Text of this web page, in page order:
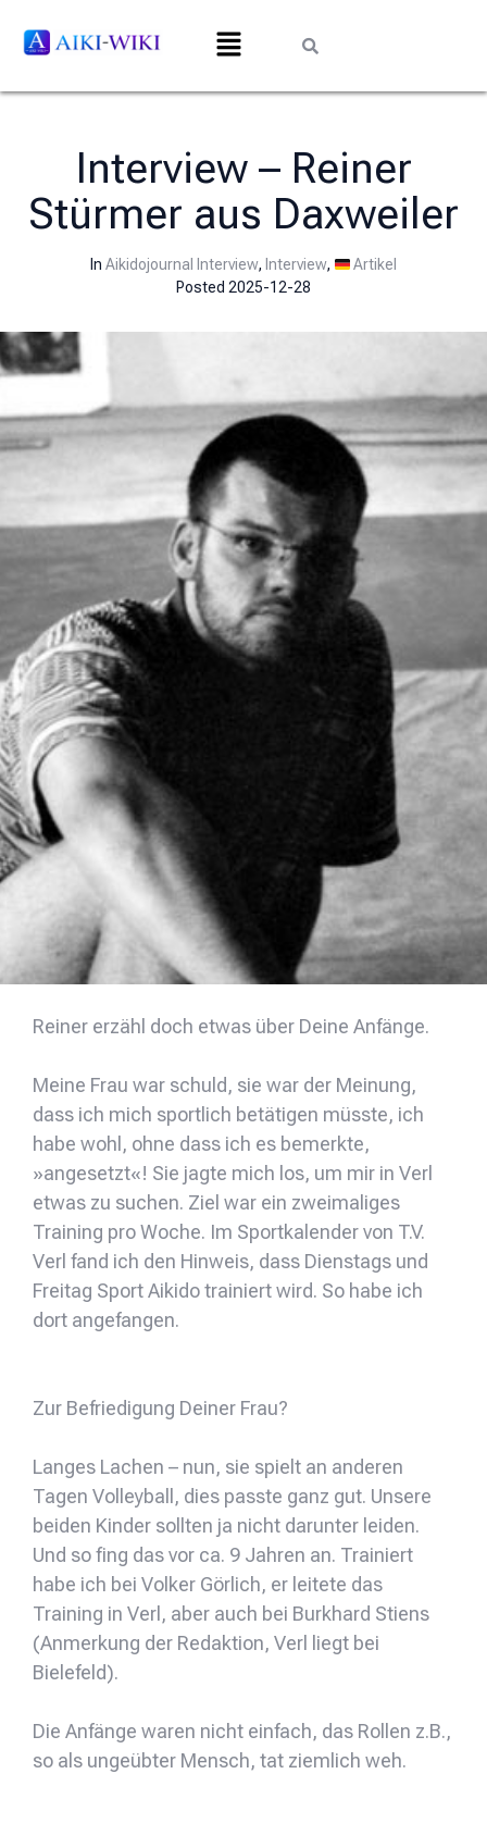
Interview – Reiner
Stürmer aus Daxweiler
In Aikidojournal Interview, Interview,
Artikel
Posted 2025-12-28
Reiner erzähl doch etwas über Deine Anfänge.
Meine Frau war schuld, sie war der Meinung,
dass ich mich sportlich betätigen müsste, ich
habe wohl, ohne dass ich es bemerkte,
»angesetzt«! Sie jagte mich los, um mir in Verl
etwas zu suchen. Ziel war ein zweimaliges
Training pro Woche. Im Sportkalender von T.V.
Verl fand ich den Hinweis, dass Dienstags und
Freitag Sport Aikido trainiert wird. So habe ich
dort angefangen.
Zur Befriedigung Deiner Frau?
Langes Lachen – nun, sie spielt an anderen
Tagen Volleyball, dies passte ganz gut. Unsere
beiden Kinder sollten ja nicht darunter leiden.
Und so fing das vor ca. 9 Jahren an. Trainiert
habe ich bei Volker Görlich, er leitete das
Training in Verl, aber auch bei Burkhard Stiens
(Anmerkung der Redaktion, Verl liegt bei
Bielefeld).
Die Anfänge waren nicht einfach, das Rollen z.B.,
so als ungeübter Mensch, tat ziemlich weh.